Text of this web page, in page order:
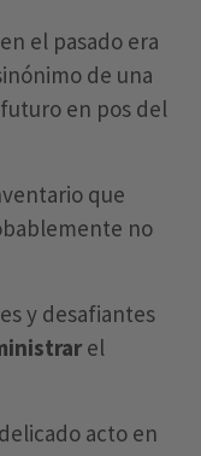
el pasado era
de una
en pos del
que
no
y desafiantes
el
acto en